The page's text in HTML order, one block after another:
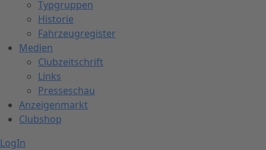
Typgruppen
Historie
Fahrzeugregister
Medien
Clubzeitschrift
Links
Presseschau
Anzeigenmarkt
Clubshop
LogIn